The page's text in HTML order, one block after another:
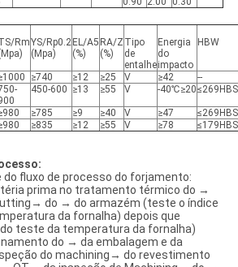
RmYS/Rp0.2
(Mpa)
EL/A5
(%)
RA/Z
(%)
Tipo
de
entalhe
Energia
do
impacto
HBW
≥740 ≥12 ≥25 V ≥42
--
450-600 ≥13 ≥55 V -40℃≥20≤269HBS
≥785 ≥9 ≥40 V ≥47
≤269HBS
≥835 ≥12 ≥55 V ≥78 ≤179HBS
do fluxo de processo do forjamento:
prima no tratamento térmico do →
do → do armazém (teste o índice
da fornalha) depois que
teste da temperatura da fornalha)
do → da embalagem e da
do machining→ do revestimento